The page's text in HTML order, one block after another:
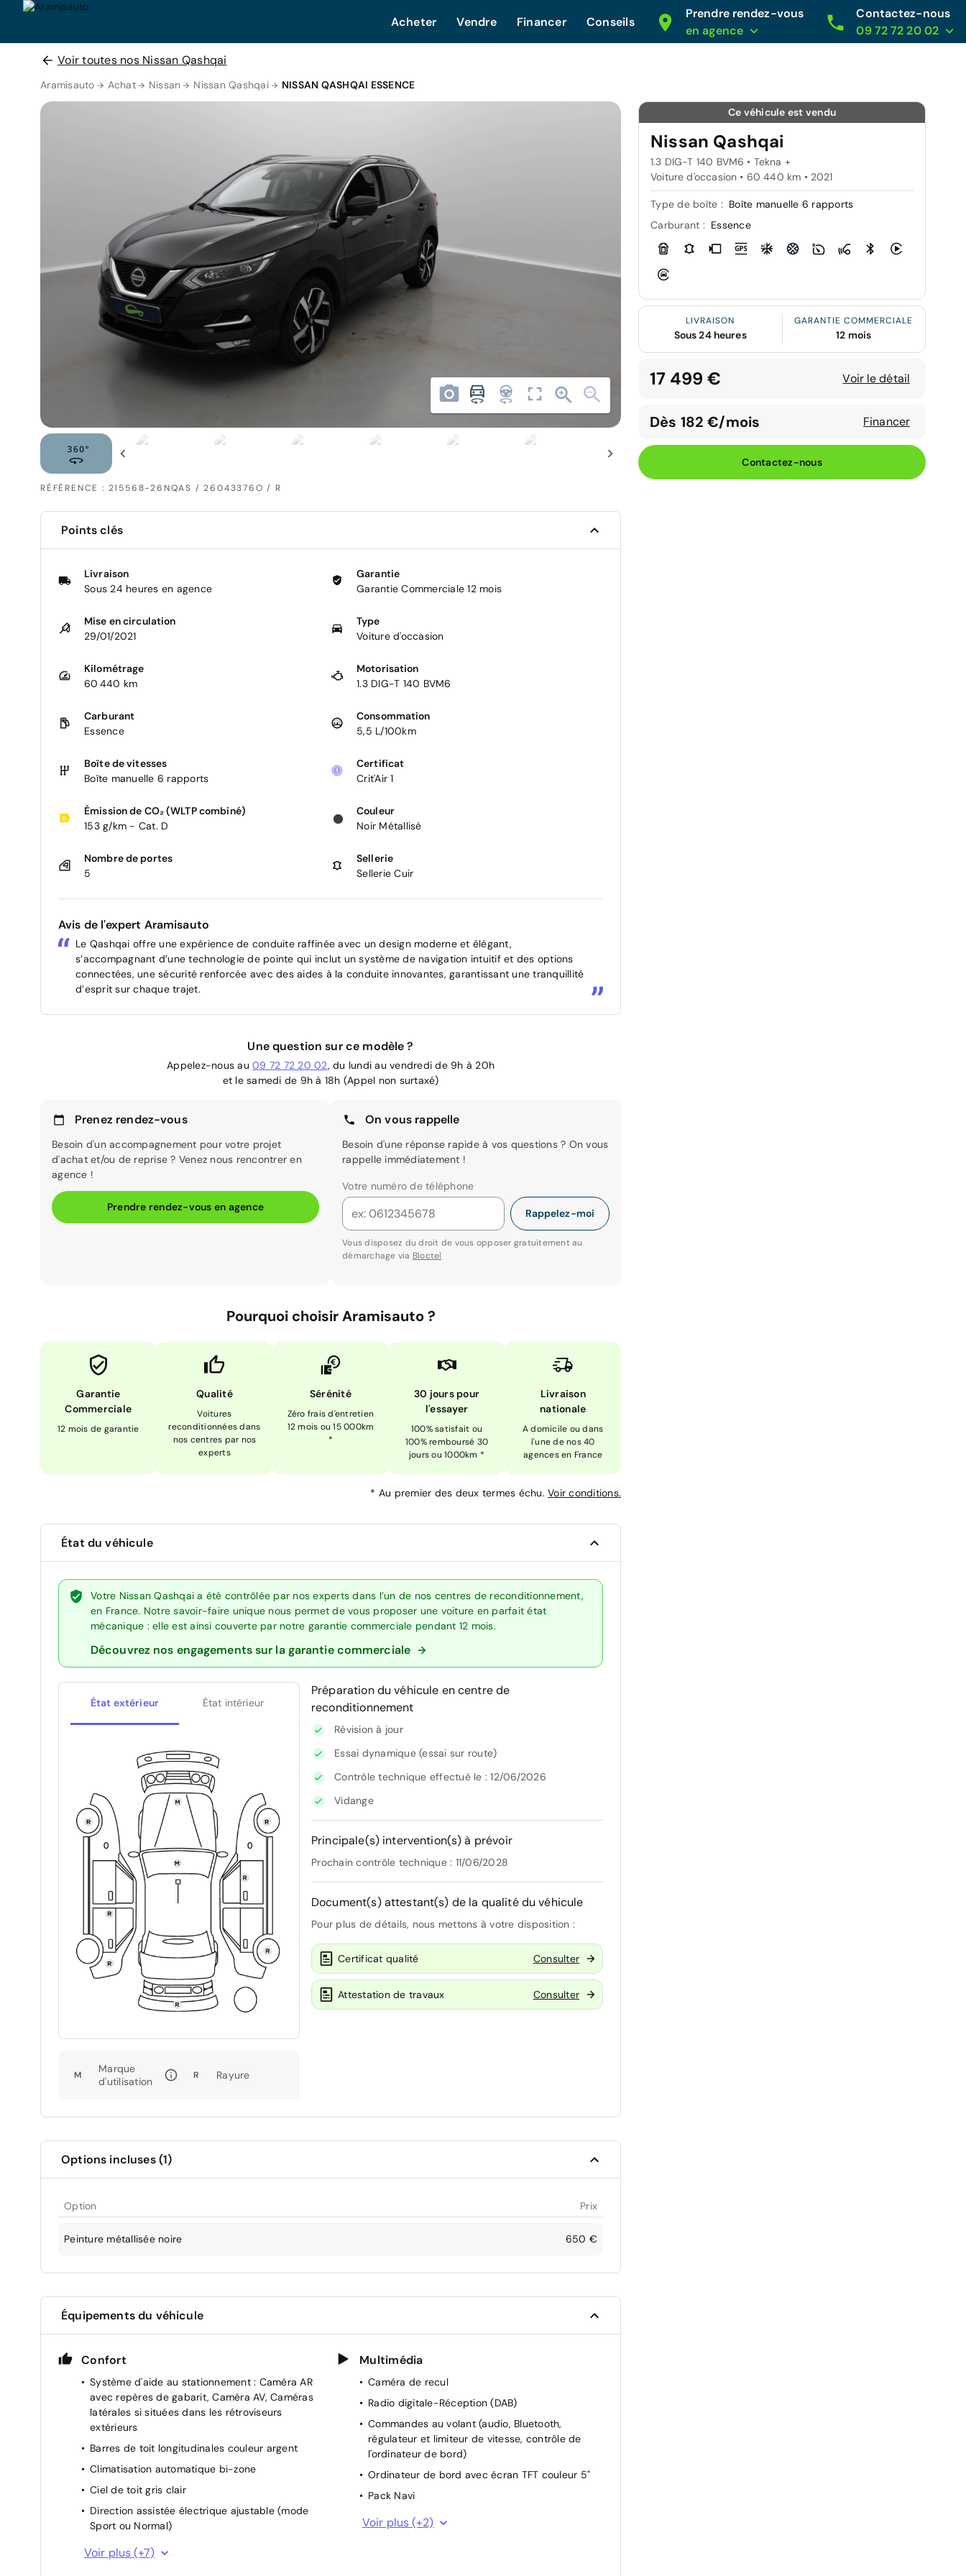
Acheter Vendre Financer Conseils
Prendre rendez-vous
en agence
Contactez-nous
09 72 72 20 02
Voir toutes nos Nissan Qashqai
Aramisauto Achat Nissan Nissan Qashqai NISSAN QASHQAI ESSENCE
RÉFÉRENCE : 215568-26NQAS / 26043376O / R
Ce véhicule est vendu
Nissan Qashqai
1.3 DIG-T 140 BVM6 • Tekna +
Voiture d'occasion • 60 440 km • 2021
Type de boîte : Boîte manuelle 6 rapports
Carburant : Essence
LIVRAISON
Sous 24 heures
GARANTIE COMMERCIALE
12 mois
17 499 € Voir le détail
Dès 182 €/mois Financer
Contactez-nous
Points clés
Livraison
Sous 24 heures en agence
Garantie
Garantie Commerciale 12 mois
Mise en circulation
29/01/2021
Type
Voiture d'occasion
Kilométrage
60 440 km
Motorisation
1.3 DIG-T 140 BVM6
Carburant
Essence
Consommation
5,5 L/100km
Boîte de vitesses
Boîte manuelle 6 rapports
Certificat
Crit'Air 1
Émission de CO₂ (WLTP combiné)
153 g/km - Cat. D
Couleur
Noir Métallisé
Nombre de portes
5
Sellerie
Sellerie Cuir
Avis de l'expert Aramisauto
Le Qashqai offre une expérience de conduite raffinée avec un design moderne et élégant,
s’accompagnant d’une technologie de pointe qui inclut un système de navigation intuitif et des options
connectées, une sécurité renforcée avec des aides à la conduite innovantes, garantissant une tranquillité
d’esprit sur chaque trajet.
Une question sur ce modèle ?
Appelez-nous au 09 72 72 20 02, du lundi au vendredi de 9h à 20h
et le samedi de 9h à 18h (Appel non surtaxé)
Prenez rendez-vous
Besoin d'un accompagnement pour votre projet
d'achat et/ou de reprise ? Venez nous rencontrer en
agence !
Prendre rendez-vous en agence
On vous rappelle
Besoin d'une réponse rapide à vos questions ? On vous
rappelle immédiatement !
Votre numéro de téléphone
Rappelez-moi
Vous disposez du droit de vous opposer gratuitement au
démarchage via Bloctel
Pourquoi choisir Aramisauto ?
Garantie
Commerciale
12 mois de garantie
Qualité
Voitures
reconditionnées dans
nos centres par nos
experts
Sérénité
Zéro frais d'entretien
12 mois ou 15 000km
*
30 jours pour
l'essayer
100% satisfait ou
100% remboursé 30
jours ou 1000km *
Livraison
nationale
A domicile ou dans
l'une de nos 40
agences en France
* Au premier des deux termes échu. Voir conditions.
État du véhicule
Votre Nissan Qashqai a été contrôlée par nos experts dans l’un de nos centres de reconditionnement,
en France. Notre savoir-faire unique nous permet de vous proposer une voiture en parfait état
mécanique : elle est ainsi couverte par notre garantie commerciale pendant 12 mois.
Découvrez nos engagements sur la garantie commerciale
État extérieur État intérieur
M
Marque
d'utilisation
R Rayure
Préparation du véhicule en centre de
reconditionnement
Révision à jour
Essai dynamique (essai sur route)
Contrôle technique effectué le : 12/06/2026
Vidange
Principale(s) intervention(s) à prévoir
Prochain contrôle technique : 11/06/2028
Document(s) attestant(s) de la qualité du véhicule
Pour plus de détails, nous mettons à votre disposition :
Certificat qualité Consulter
Attestation de travaux Consulter
Options incluses (1)
Option Prix
Peinture métallisée noire 650 €
Équipements du véhicule
Confort
Système d'aide au stationnement : Caméra AR
avec repères de gabarit, Caméra AV, Caméras
latérales si situées dans les rétroviseurs
extérieurs
Barres de toit longitudinales couleur argent
Climatisation automatique bi-zone
Ciel de toit gris clair
Direction assistée électrique ajustable (mode
Sport ou Normal)
Fonction Autohold (aide au
stationnement/démarrage)
Voir plus (+7)
Multimédia
Caméra de recul
Radio digitale-Réception (DAB)
Commandes au volant (audio, Bluetooth,
régulateur et limiteur de vitesse, contrôle de
l'ordinateur de bord)
Ordinateur de bord avec écran TFT couleur 5"
Pack Navi
Système audio radio avec ecran tactile 7" avec
interface personnalisable, Apple CarPlay,
Voir plus (+2)